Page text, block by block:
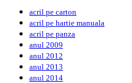
acril pe carton
acril pe hartie manuala
acril pe panza
anul 2009
anul 2012
anul 2013
anul 2014